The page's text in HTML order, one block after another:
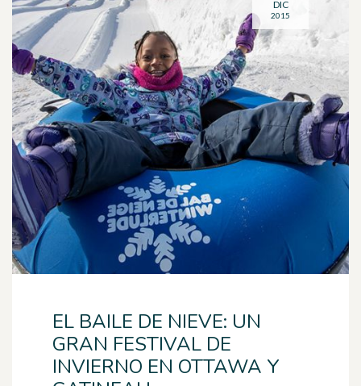
EL BAILE DE NIEVE: UN
GRAN FESTIVAL DE
INVIERNO EN OTTAWA Y
DIC
2015